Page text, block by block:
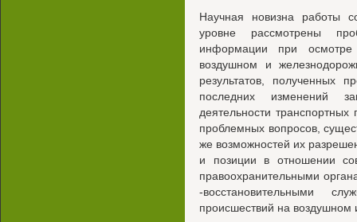
Научная новизна работы
уровне рассмотрены
информации при осмотре
воздушном и
результатов, полученных
последних изменений
деятельности
проблемных вопросов,
же возможностей их
и позиции в отношении
правоохранительными
-восстановительными
происшествий на воздушном